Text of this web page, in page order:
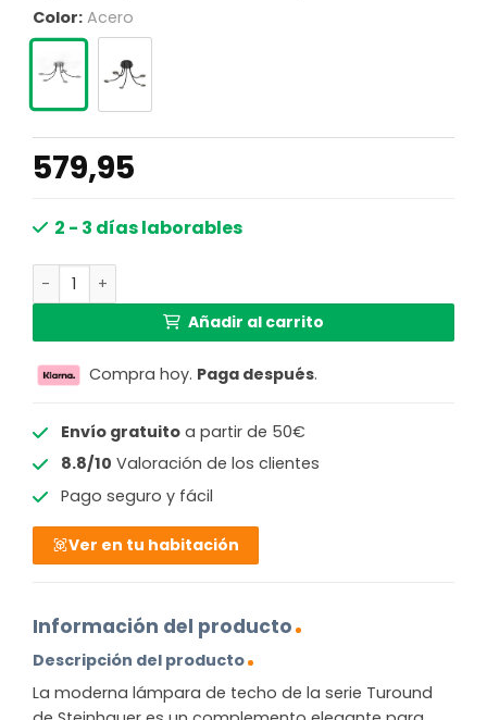
Color: Acero
579,95
2 - 3 días laborables
Lámpara techo múltiples focos Steinhauer Turound
Añadir al carrito
Compra hoy. Paga después.
Envío gratuitoa partir de 50€
8.8/10 Valoración de los clientes
Pago seguro y fácil
Ver en tu habitación
Información del producto
Descripción del producto
La moderna lámpara de techo de la serie Turound